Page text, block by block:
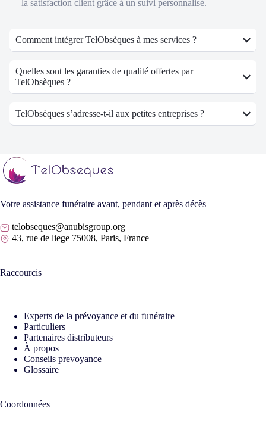
la satisfaction client grâce à un suivi personnalisé.
Comment intégrer TelObsèques à mes services ?
Quelles sont les garanties de qualité offertes par
TelObsèques ?
TelObsèques s’adresse-t-il aux petites entreprises ?
Votre assistance funéraire avant, pendant et après décès
telobseques@anubisgroup.org
43, rue de liege 75008, Paris, France
Raccourcis
Experts de la prévoyance et du funéraire
Particuliers
Partenaires distributeurs
À propos
Conseils prevoyance
Glossaire
Coordonnées